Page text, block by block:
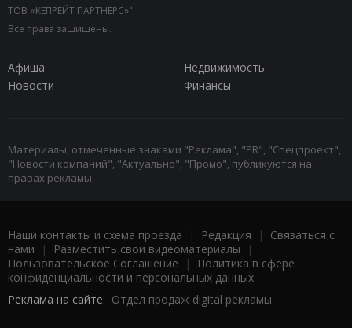
ТОВ «КЕПРЕЙТ ПАРТНЕРС»".
Все права защищены.
Афиша
Недвижимость
Новости
Финансы
Материалы, отмеченные знаками "Реклама", "PR", "Спецпроект",
"Новости компаний", "Актуально", "Промо", публикуются на
правах рекламы.
Наши контакты и схема проезда | Редакция | Связаться с
нами | Разместить свои видеоматериалы |
Пользовательское Соглашение |
Политика в сфере
конфиденциальности и персональных данных
Реклама на сайте: Отдел продаж digital рекламы